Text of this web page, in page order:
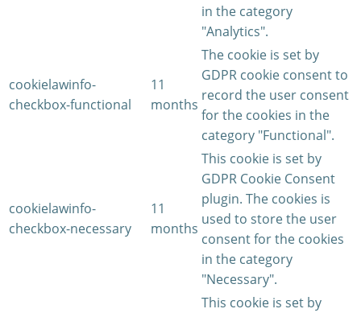
in the category
"Analytics".
cookielawinfo-
checkbox-functional
11
months
The cookie is set by
GDPR cookie consent to
record the user consent
for the cookies in the
category "Functional".
cookielawinfo-
checkbox-necessary
11
months
This cookie is set by
GDPR Cookie Consent
plugin. The cookies is
used to store the user
consent for the cookies
in the category
"Necessary".
This cookie is set by